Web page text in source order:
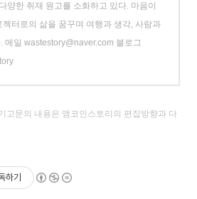
양한 취재 원고를 소화하고 있다. 마음이
터로의 삶을 꿈꾸며 여행과 생각, 사람과
메일 wastestory@naver.com 블로그
고문의 내용은 앰코인스토리의 편집방향과 다
하기